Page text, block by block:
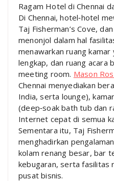
Ragam Hotel di Chennai
Di Chennai, hotel‑hotel
Taj Fisherman’s Cove,
menonjol dalam hal
menawarkan ruang kamar
lengkap, dan ruang acara
meeting room. Mason
Chennai menyediakan
India, serta lounge),
(deep‑soak bath tub dan
Internet cepat di semua
Sementara itu, Taj
menghadirkan
kolam renang besar, bar
kebugaran, serta fasilitas
pusat bisnis.